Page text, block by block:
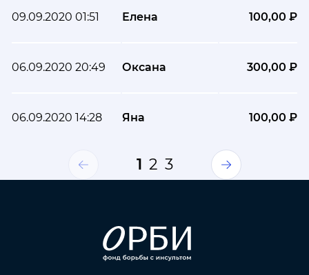
09.09.2020 01:51 Елена 100,00 ₽
06.09.2020 20:49 Оксана 300,00 ₽
06.09.2020 14:28 Яна 100,00 ₽
1 2 3